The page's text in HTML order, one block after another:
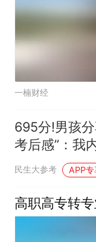
一楠财经
695分!男孩
考后感”：我
只想去看看更
民生大参考 APP专
高职高专转